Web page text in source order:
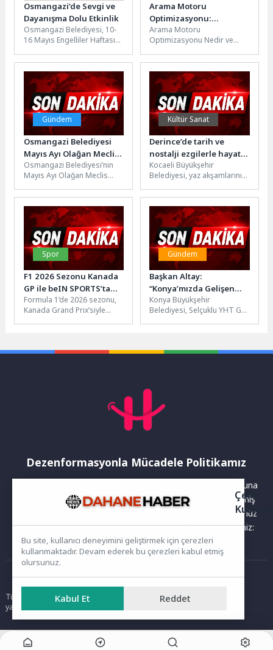
Osmangazi’de Sevgi ve
Dayanışma Dolu Etkinlik
Osmangazi Belediyesi, 10-
16 Mayıs Engelliler Haftası
etkinlikle OBAM, ALBAM ve
BAREM üyeleri ile...
Arama Motoru
Optimizasyonu:
Teknolojide Yükselin!
Arama Motoru
Optimizasyonu Nedir ve
Motoru Optimizasyonu
(SEO), web sitenizi arama
motorlarında...
Gündem
Osmangazi Belediyesi
Mayıs Ayı Olağan Meclis
Toplantısı
Gerçekleştirildi
Osmangazi Belediyesi’nin
Mayıs Ayı Olağan Meclis
Belediye Başkan Vekili Sefa
Yılmaz başkanlığında
gerçekleştirildi.Saygı...
Kültür Sanat
Derince’de tarih ve
nostalji ezgilerle hayat
buldu
Kocaeli Büyükşehir
Belediyesi, yaz akşamlarını
renklendirmeye devam
ediyor. Geçtiğimiz hafta
Başiskele...
Spor
F1 2026 Sezonu Kanada
GP ile beIN SPORTS’ta
Devam Ediyor!
Formula 1’de 2026 sezonu,
Kanada Grand Prix’siyle
Gündem
Başkan Altay:
“Konya’mızda Gelişen
Raylı Sistem Ağlarımızda
Erişilebilirliği Artırmak
Adına Önemli Bir
Oluşturuyoruz”
Konya Büyükşehir
Belediyesi, Selçuklu YHT Gar
aksları...
Dezenformasyonla Mücadele Politikamız
Yayınlanan haberler doğruluk ilkesi gözetilerek hazırlanır. Buna
rağmen bazı içeriklerde eksik, hatalı veya güncelliğini yitirmiş
bilgiler bulunabilir.Yanlış veya yanıltıcı olduğunu düşündüğünüz
haberleri aşağıdaki iletişim kanallarından bize bildirebilirsiniz:
Ana Sayfa
Tüm hakları saklıdır. Sitede yer alan içerikler izinsiz kopyalanamaz,
yayımlanamaz ve kullanılamaz.
Çerez
Bu site, kullanıcı deneyimini geliştirmek için çerezleri
kullanmaktadır. Devam ederek bu çerezleri kabul etmiş
olursunuz.
Kabul Et Reddet